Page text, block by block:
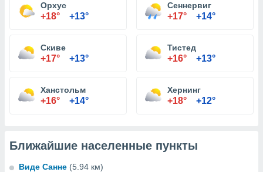
Орхус
+18° +13°
Сеннервиг
+17° +14°
Скиве
+17° +13°
Тистед
+16° +13°
Ханстольм
+16° +14°
Хернинг
+18° +12°
Ближайшие населенные пункты
Виде Санне (5.94 км)